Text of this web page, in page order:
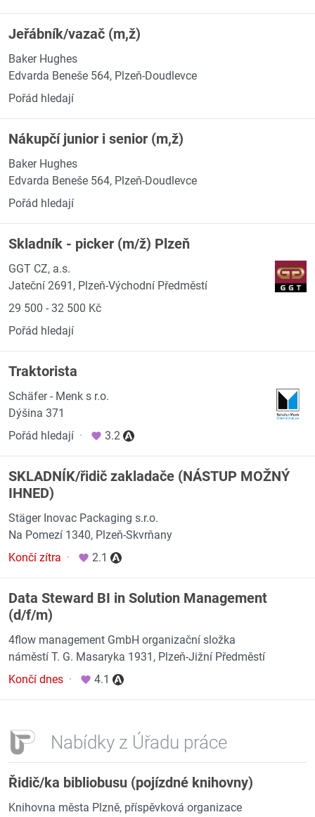
Jeřábník/vazač (m,ž)
Baker Hughes
Edvarda Beneše 564, Plzeň-Doudlevce
Pořád hledají
Nákupčí junior i senior (m,ž)
Baker Hughes
Edvarda Beneše 564, Plzeň-Doudlevce
Pořád hledají
Skladník - picker (m/ž) Plzeň
GGT CZ, a.s.
Jateční 2691, Plzeň-Východní Předměstí
29 500 - 32 500 Kč
Pořád hledají
Traktorista
Schäfer - Menk s r.o.
Dýšina 371
Pořád hledají · 3.2
SKLADNÍK/řidič zakladače (NÁSTUP MOŽNÝ
IHNED)
Stäger Inovac Packaging s.r.o.
Na Pomezí 1340, Plzeň-Skvrňany
Končí zítra · 2.1
Data Steward BI in Solution Management
(d/f/m)
4flow management GmbH organizační složka
náměstí T. G. Masaryka 1931, Plzeň-Jižní Předměstí
Končí dnes · 4.1
Nabídky z Úřadu práce
Řidič/ka bibliobusu (pojízdné knihovny)
Knihovna města Plzně, příspěvková organizace